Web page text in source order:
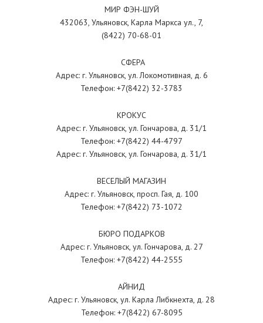
МИР ФЭН-ШУЙ
432063, Ульяновск, Карла Маркса ул., 7,
(8422) 70-68-01
СФЕРА
Адрес: г. Ульяновск, ул. Локомотивная, д. 6
Телефон: +7(8422) 32-3783
КРОКУС
Адрес: г. Ульяновск, ул. Гончарова, д. 31/1
Телефон: +7(8422) 44-4797
Адрес: г. Ульяновск, ул. Гончарова, д. 31/1
ВЕСЕЛЫЙ МАГАЗИН
Адрес: г. Ульяновск, просп. Гая, д. 100
Телефон: +7(8422) 73-1072
БЮРО ПОДАРКОВ
Адрес: г. Ульяновск, ул. Гончарова, д. 27
Телефон: +7(8422) 44-2555
АЙНИД
Адрес: г. Ульяновск, ул. Карла Либкнехта, д. 28
Телефон: +7(8422) 67-8095